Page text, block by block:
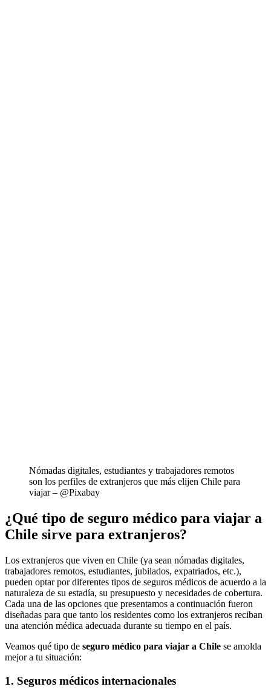
Nómadas digitales, estudiantes y trabajadores remotos
son los perfiles de extranjeros que más elijen Chile para
viajar – @Pixabay
¿Qué tipo de seguro médico para viajar a
Chile sirve para extranjeros?
Los extranjeros que viven en Chile (ya sean nómadas digitales,
trabajadores remotos, estudiantes, jubilados, expatriados, etc.),
pueden optar por diferentes tipos de seguros médicos de acuerdo a la
naturaleza de su estadía, su presupuesto y necesidades de cobertura.
Cada una de las opciones que presentamos a continuación fueron
diseñadas para que tanto los residentes como los extranjeros reciban
una atención médica adecuada durante su tiempo en el país.
Veamos qué tipo de seguro médico para viajar a Chile se amolda
mejor a tu situación:
1. Seguros médicos internacionales